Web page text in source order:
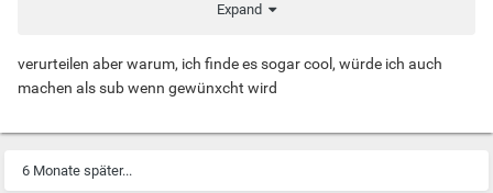
und mit euch Sex haben möchte??
Jeder von uns hat doch seine Versute Seite und seine
Fantasien, doch wenn eine Dwt vor euch steht ist bei euch
schluss... WARUM NUR ??
Expand
verurteilen aber warum, ich finde es sogar cool, würde ich auch
machen als sub wenn gewünxcht wird
6 Monate später...